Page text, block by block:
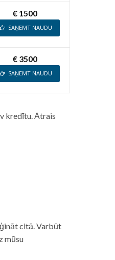
€ 1500
SAŅEMT NAUDU
€ 3500
SAŅEMT NAUDU
kredītu. Ātrais
citā. Varbūt
mūsu